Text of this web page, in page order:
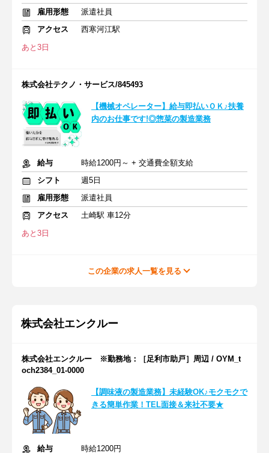
雇用形態
派遣社員
アクセス
西寒河江駅
あと3日
株式会社テクノ・サービス/845493
【機械オペレーター】給与即払いＯＫ♪扶養
内のお仕事です!◎惣菜の製造業務
給与
時給1200円～ + 交通費全額支給
シフト
週5日
雇用形態
派遣社員
アクセス
土崎駅 車12分
あと3日
この企業の求人一覧を見る
株式会社エンクルー
株式会社エンクルー ※勤務地：［足利市助戸］周辺 / OYM_t
och2384_01-0000
【調味液の製造業務】未経験OK♪モクモクで
きる簡単作業！TEL面接＆来社不要★
給与 時給1200円